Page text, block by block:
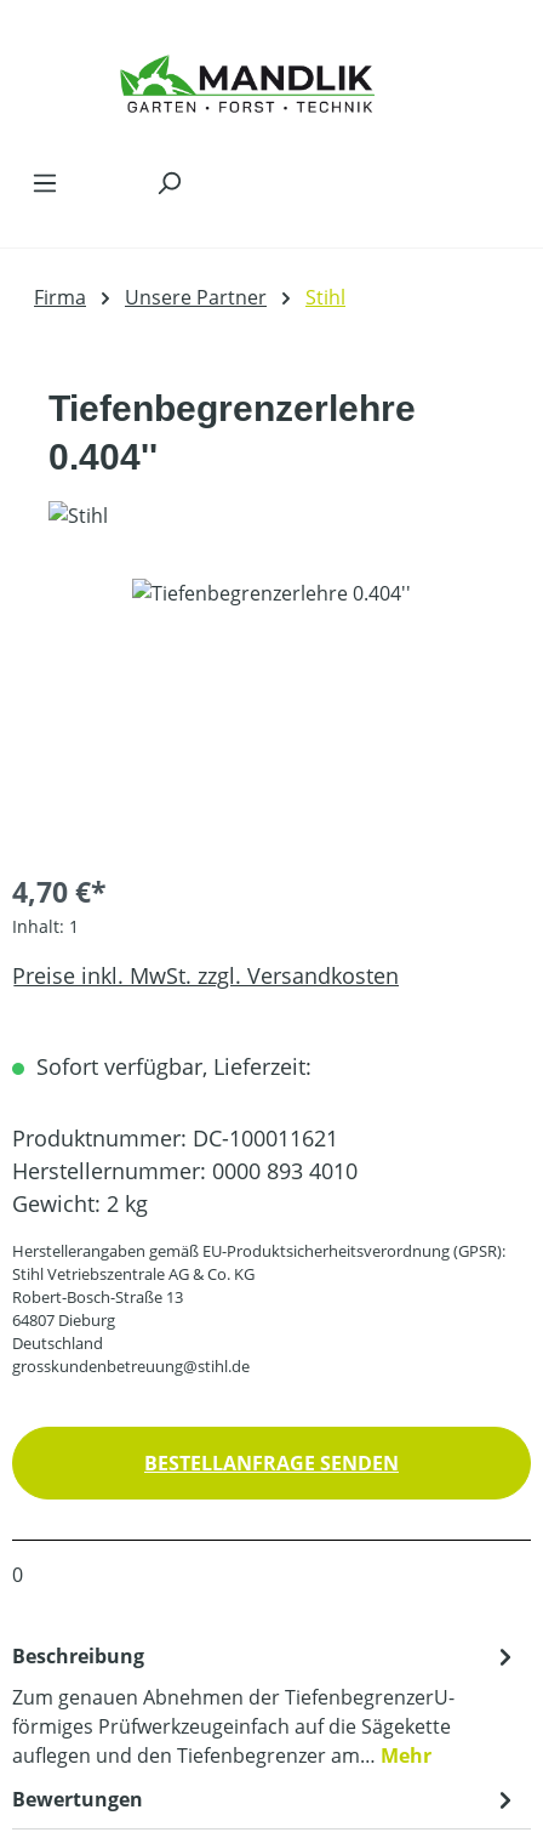
Firma Unsere Partner Stihl
Tiefenbegrenzerlehre
0.404''
Bildergalerie überspringen
4,70 €*
Inhalt: 1
Preise inkl. MwSt. zzgl. Versandkosten
Sofort verfügbar, Lieferzeit:
Produktnummer: DC-100011621
Herstellernummer: 0000 893 4010
Gewicht: 2 kg
Herstellerangaben gemäß EU-Produktsicherheitsverordnung (GPSR):
Stihl Vetriebszentrale AG & Co. KG
Robert-Bosch-Straße 13
64807 Dieburg
Deutschland
grosskundenbetreuung@stihl.de
BESTELLANFRAGE SENDEN
0
Beschreibung
Zum genauen Abnehmen der TiefenbegrenzerU-
förmiges Prüfwerkzeugeinfach auf die Sägekette
auflegen und den Tiefenbegrenzer am… Mehr
Bewertungen